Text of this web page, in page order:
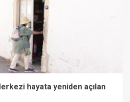
hayata yeniden açılan